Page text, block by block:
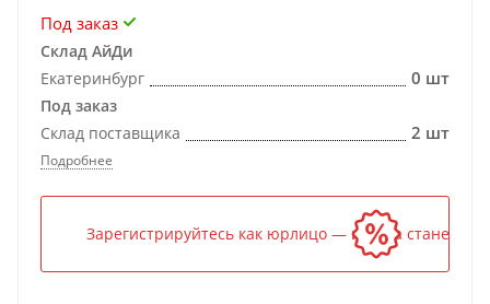
Под заказ
Склад АйДи
Екатеринбург
0 шт
Под заказ
Склад поставщика
2 шт
Подробнее
Зарегистрируйтесь как юрлицо — и цена станет